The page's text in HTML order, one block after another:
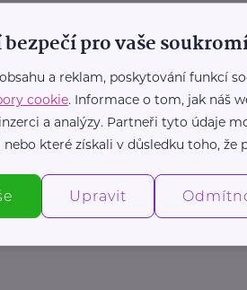
vyhrát
Proč je investiční
pro vaše
a reklam, poskytování funkcí
cookie. Informace o tom, jak náš
a analýzy. Partneři tyto údaje
které získali v důsledku toho, že
Upravit